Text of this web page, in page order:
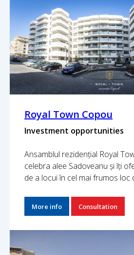
Royal Town Copou
Investment opportunities
Ansamblul rezidențial Royal
celebra alee Sadoveanu și îți
de a locui în cel mai frumos loc
More info Consultation